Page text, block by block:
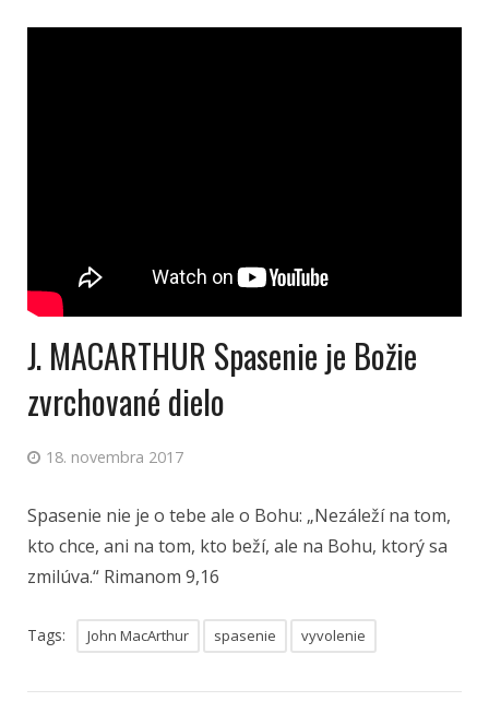
J. MACARTHUR Spasenie je Božie
zvrchované dielo
18. novembra 2017
Spasenie nie je o tebe ale o Bohu: „Nezáleží na tom,
kto chce, ani na tom, kto beží, ale na Bohu, ktorý sa
zmilúva.“ Rimanom 9,16
Tags: John MacArthur spasenie vyvolenie